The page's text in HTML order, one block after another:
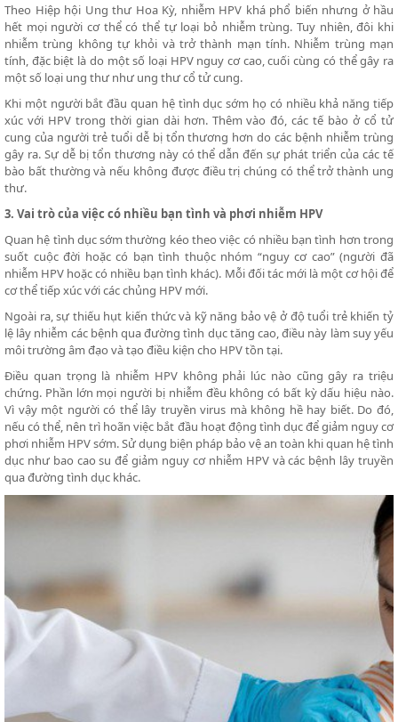
Theo Hiệp hội Ung thư Hoa Kỳ, nhiễm HPV khá phổ biến nhưng ở hầu
hết mọi người cơ thể có thể tự loại bỏ nhiễm trùng. Tuy nhiên, đôi khi
nhiễm trùng không tự khỏi và trở thành mạn tính. Nhiễm trùng mạn
tính, đặc biệt là do một số loại HPV nguy cơ cao, cuối cùng có thể gây ra
một số loại ung thư như ung thư cổ tử cung.
Khi một người bắt đầu quan hệ tình dục sớm họ có nhiều khả năng tiếp
xúc với HPV trong thời gian dài hơn. Thêm vào đó, các tế bào ở cổ tử
cung của người trẻ tuổi dễ bị tổn thương hơn do các bệnh nhiễm trùng
gây ra. Sự dễ bị tổn thương này có thể dẫn đến sự phát triển của các tế
bào bất thường và nếu không được điều trị chúng có thể trở thành ung
thư.
3. Vai trò của việc có nhiều bạn tình và phơi nhiễm HPV
Quan hệ tình dục sớm thường kéo theo việc có nhiều bạn tình hơn trong
suốt cuộc đời hoặc có bạn tình thuộc nhóm “nguy cơ cao” (người đã
nhiễm HPV hoặc có nhiều bạn tình khác). Mỗi đối tác mới là một cơ hội để
cơ thể tiếp xúc với các chủng HPV mới.
Ngoài ra, sự thiếu hụt kiến thức và kỹ năng bảo vệ ở độ tuổi trẻ khiến tỷ
lệ lây nhiễm các bệnh qua đường tình dục tăng cao, điều này làm suy yếu
môi trường âm đạo và tạo điều kiện cho HPV tồn tại.
Điều quan trọng là nhiễm HPV không phải lúc nào cũng gây ra triệu
chứng. Phần lớn mọi người bị nhiễm đều không có bất kỳ dấu hiệu nào.
Vì vậy một người có thể lây truyền virus mà không hề hay biết. Do đó,
nếu có thể, nên trì hoãn việc bắt đầu hoạt động tình dục để giảm nguy cơ
phơi nhiễm HPV sớm. Sử dụng biện pháp bảo vệ an toàn khi quan hệ tình
dục như bao cao su để giảm nguy cơ nhiễm HPV và các bệnh lây truyền
qua đường tình dục khác.